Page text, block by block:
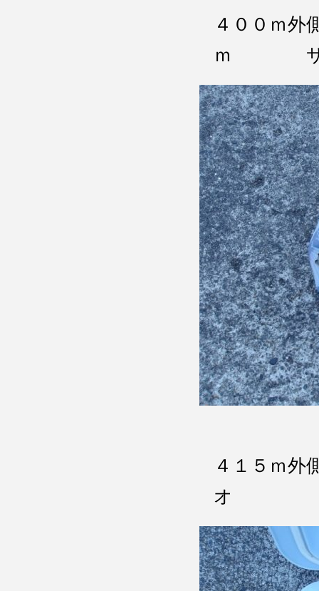
４００ｍ
ｍ サビ
４１５ｍ
オ